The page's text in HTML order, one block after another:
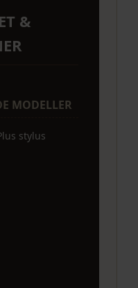
&
MODELLER
stylus